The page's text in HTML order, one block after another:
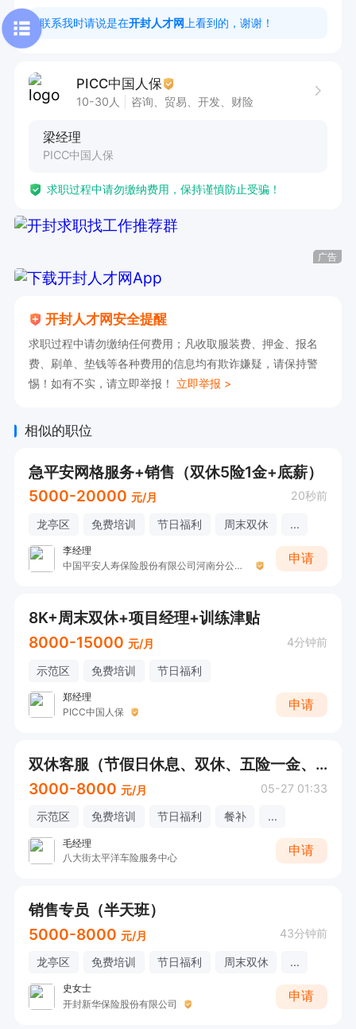
联系我时请说是在开封人才网 上看到的，谢谢！
PICC中国人保
10-30人 咨询、贸易、开发、财险
梁经理
PICC中国人保
求职过程中请勿缴纳费用，保持谨慎防止受骗！
广告
开封人才网安全提醒
求职过程中请勿缴纳任何费用；凡收取服装费、押金、报名
费、刷单、垫钱等各种费用的信息均有欺诈嫌疑，请保持警
惕！如有不实，请立即举报！ 立即举报 >
相似的职位
急平安网格服务+销售（双休5险1金+底薪）
5000-20000 元/月 20秒前
龙亭区 免费培训 节日福利 周末双休 ...
李经理
中国平安人寿保险股份有限公司河南分公司社区网格管理部
申请
8K+周末双休+项目经理+训练津贴
8000-15000 元/月 4分钟前
示范区 免费培训 节日福利
郑经理
PICC中国人保
申请
双休客服（节假日休息、双休、五险一金、公司提供固定资源）
3000-8000 元/月 05-27 01:33
示范区 免费培训 节日福利 餐补 ...
毛经理
八大街太平洋车险服务中心
申请
销售专员（半天班）
5000-8000 元/月 43分钟前
龙亭区 免费培训 节日福利 周末双休 ...
史女士
开封新华保险股份有限公司
申请